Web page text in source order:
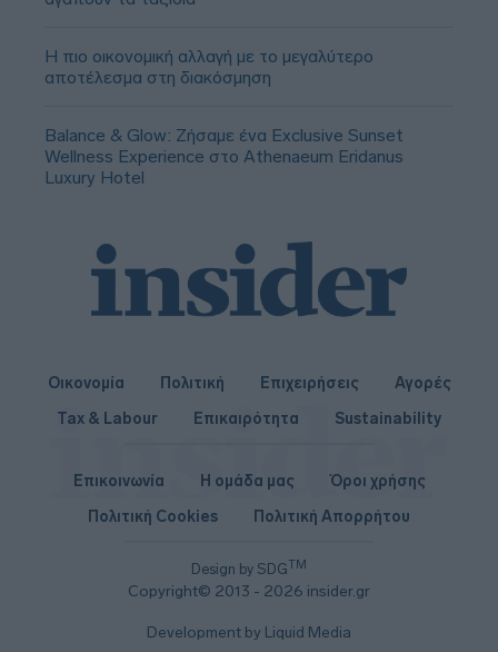
Η πιο οικονομική αλλαγή με το μεγαλύτερο
αποτέλεσμα στη διακόσμηση
Balance & Glow: Ζήσαμε ένα Exclusive Sunset
Wellness Experience στο Athenaeum Eridanus
Luxury Hotel
Οικονομία Πολιτική Επιχειρήσεις
Αγορές
Tax & Labour
Επικαιρότητα Sustainability
Design by SDGTM
Copyright© 2013 - 2026 insider.gr
Επικοινωνία Η ομάδα μας
Όροι χρήσης
Πολιτική Cookies
Πολιτική Απορρήτου
Development by Liquid Media